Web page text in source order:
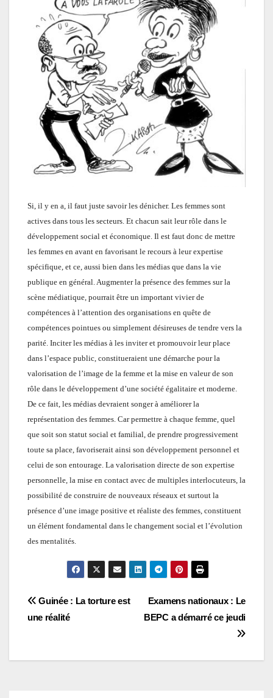
Si, il y en a, il faut juste savoir les dénicher. Les femmes sont
actives dans tous les secteurs. Et chacun sait leur rôle dans le
développement social et économique. Il est faut donc de mettre
les femmes en avant en favorisant le recours à leur expertise
spécifique, et ce, aussi bien dans les médias que dans la vie
publique en général. Augmenter la présence des femmes sur la
scène médiatique, pourrait être un important vivier de
compétences à l’attention des organisations en quête de
compétences pointues ou simplement désireuses de tendre vers la
parité. Inciter les médias à les inviter et promouvoir leur place
dans l’espace public, constitueraient une démarche pour la
valorisation de l’image de la femme et la mise en valeur de son
rôle dans le développement d’une société égalitaire et moderne.
De ce fait, les médias devraient songer à améliorerla
représentation des femmes. Carpermettre à chaque femme, quel
que soit son statut social et familial, de prendre progressivement
toute sa place, favoriserait ainsi son développement personnel et
celui de son entourage. La valorisation directe de son expertise
personnelle, la mise en contact avec de multiples interlocuteurs, la
possibilité de construire de nouveaux réseaux et surtout la
présence d’une image positive et réaliste des femmes, constituent
un élément fondamental dans le changement social et l’évolution
des mentalités.
Navigation
l’article
Examens nationaux : Le
BEPC a démarré ce jeudi
Guinée : La torture est
une réalité